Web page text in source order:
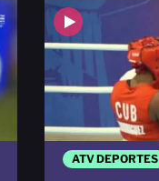
ATV DEPORTES